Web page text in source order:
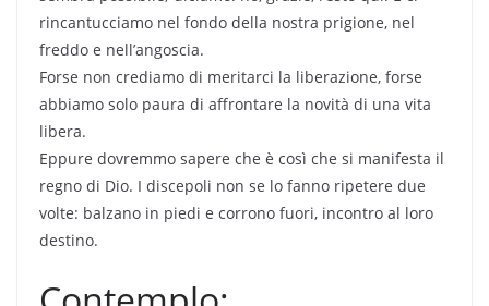
rincantucciamo nel fondo della nostra prigione, nel
freddo e nell’angoscia.
Forse non crediamo di meritarci la liberazione, forse
abbiamo solo paura di affrontare la novità di una vita
libera.
Eppure dovremmo sapere che è così che si manifesta il
regno di Dio. I discepoli non se lo fanno ripetere due
volte: balzano in piedi e corrono fuori, incontro al loro
destino.